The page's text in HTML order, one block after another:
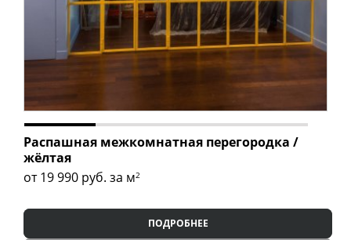
Распашная межкомнатная перегородка /
жёлтая
от 19 990 руб. за м2
ПОДРОБНЕЕ